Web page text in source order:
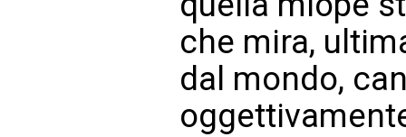
che mira,
dal mondo,